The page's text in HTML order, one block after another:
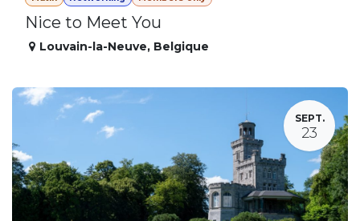
Nice to Meet You
Louvain-la-Neuve, Belgique
SEPT.
23